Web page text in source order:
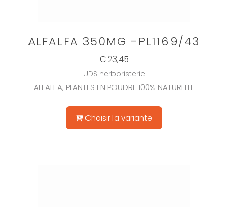
ALFALFA 350MG -PL1169/43
€ 23,45
UDS herboristerie
ALFALFA, PLANTES EN POUDRE 100% NATURELLE
Choisir la variante